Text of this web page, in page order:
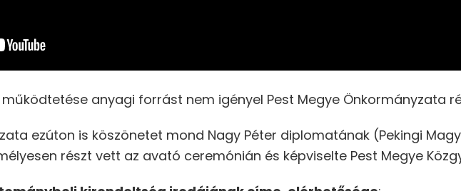
anyagi forrást nem igényel Pest Megye Önkormányzata
ezúton is köszönetet mond Nagy Péter diplomatának (Pekingi
részt vett az avató ceremónián és képviselte Pest Megye